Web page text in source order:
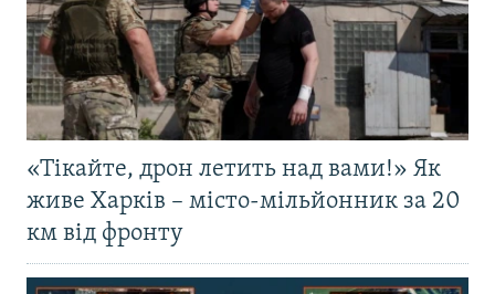
«Тікайте, дрон летить над вами!» Як
живе Харків – місто-мільйонник за 20
км від фронту